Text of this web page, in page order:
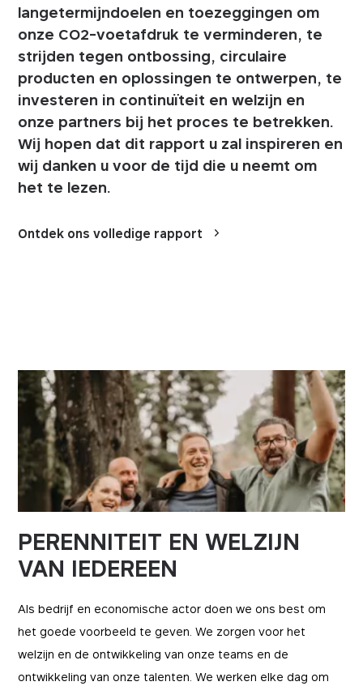
langetermijndoelen en toezeggingen om
onze CO2-voetafdruk te verminderen, te
strijden tegen ontbossing, circulaire
producten en oplossingen te ontwerpen, te
investeren in continuïteit en welzijn en
onze partners bij het proces te betrekken.
Wij hopen dat dit rapport u zal inspireren en
wij danken u voor de tijd die u neemt om
het te lezen.
Ontdek ons volledige rapport
PERENNITEIT EN WELZIJN
VAN IEDEREEN
Als bedrijf en economische actor doen we ons best om
het goede voorbeeld te geven. We zorgen voor het
welzijn en de ontwikkeling van onze teams en de
ontwikkeling van onze talenten. We werken elke dag om